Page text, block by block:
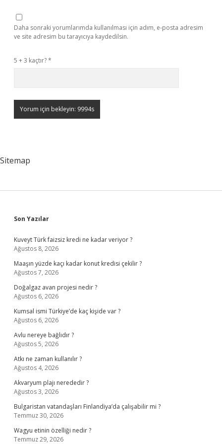
Daha sonraki yorumlarımda kullanılması için adım, e-posta adresim
ve site adresim bu tarayıcıya kaydedilsin.
5 + 3 kaçtır?*
Sitemap
Sidebar
Son Yazılar
Kuveyt Türk faizsiz kredi ne kadar veriyor ?
Ağustos 8, 2026
Maaşın yüzde kaçı kadar konut kredisi çekilir ?
Ağustos 7, 2026
Doğalgaz avan projesi nedir ?
Ağustos 6, 2026
Kumsal ismi Türkiye’de kaç kişide var ?
Ağustos 6, 2026
Avlu nereye bağlıdır ?
Ağustos 5, 2026
Atkı ne zaman kullanılır ?
Ağustos 4, 2026
Akvaryum plajı nerededir ?
Ağustos 3, 2026
Bulgaristan vatandaşları Finlandiya’da çalışabilir mi ?
Temmuz 30, 2026
Wagyu etinin özelliği nedir ?
Temmuz 29, 2026